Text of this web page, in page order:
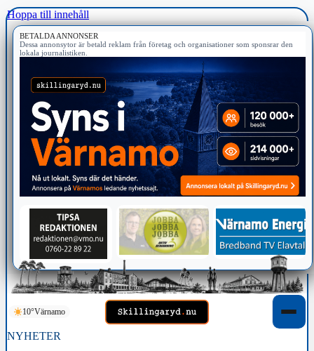
Hoppa till innehåll
BETALDA ANNONSER
Dessa annonsytor är betald reklam från företag och organisationer som sponsrar den
lokala journalistiken.
10°Värnamo
NYHETER